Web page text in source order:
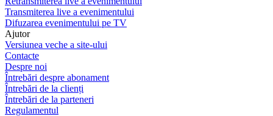
Transmiterea live a evenimentului
Difuzarea evenimentului pe TV
Ajutor
Versiunea veche a site-ului
Contacte
Despre noi
Întrebări despre abonament
Întrebări de la clienți
Întrebări de la parteneri
Regulamentul